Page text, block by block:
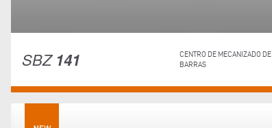
SBZ 141
CENTRO DE MECANIZADO DE
BARRAS